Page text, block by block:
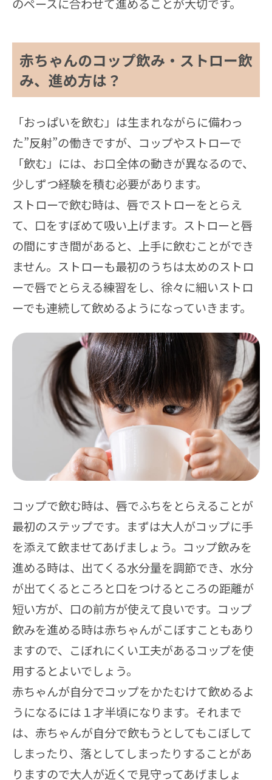
のペースに合わせて進めることが大切です。
赤ちゃんのコップ飲み・ストロー飲
み、進め方は？
「おっぱいを飲む」は生まれながらに備わっ
た”反射”の働きですが、コップやストローで
「飲む」には、お口全体の動きが異なるので、
少しずつ経験を積む必要があります。
ストローで飲む時は、唇でストローをとらえ
て、口をすぼめて吸い上げます。ストローと唇
の間にすき間があると、上手に飲むことができ
ません。ストローも最初のうちは太めのストロ
ーで唇でとらえる練習をし、徐々に細いストロ
ーでも連続して飲めるようになっていきます。
コップで飲む時は、唇でふちをとらえることが
最初のステップです。まずは大人がコップに手
を添えて飲ませてあげましょう。コップ飲みを
進める時は、出てくる水分量を調節でき、水分
が出てくるところと口をつけるところの距離が
短い方が、口の前方が使えて良いです。コップ
飲みを進める時は赤ちゃんがこぼすこともあり
ますので、こぼれにくい工夫があるコップを使
用するとよいでしょう。
赤ちゃんが自分でコップをかたむけて飲めるよ
うになるには１才半頃になります。それまで
は、赤ちゃんが自分で飲もうとしてもこぼして
しまったり、落としてしまったりすることがあ
りますので大人が近くで見守ってあげましょ